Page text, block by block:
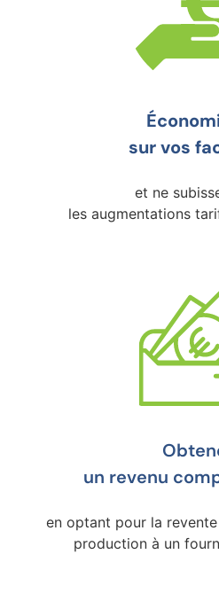
sur vos
et ne
les augmentations
un revenu
en optant pour la
production à un